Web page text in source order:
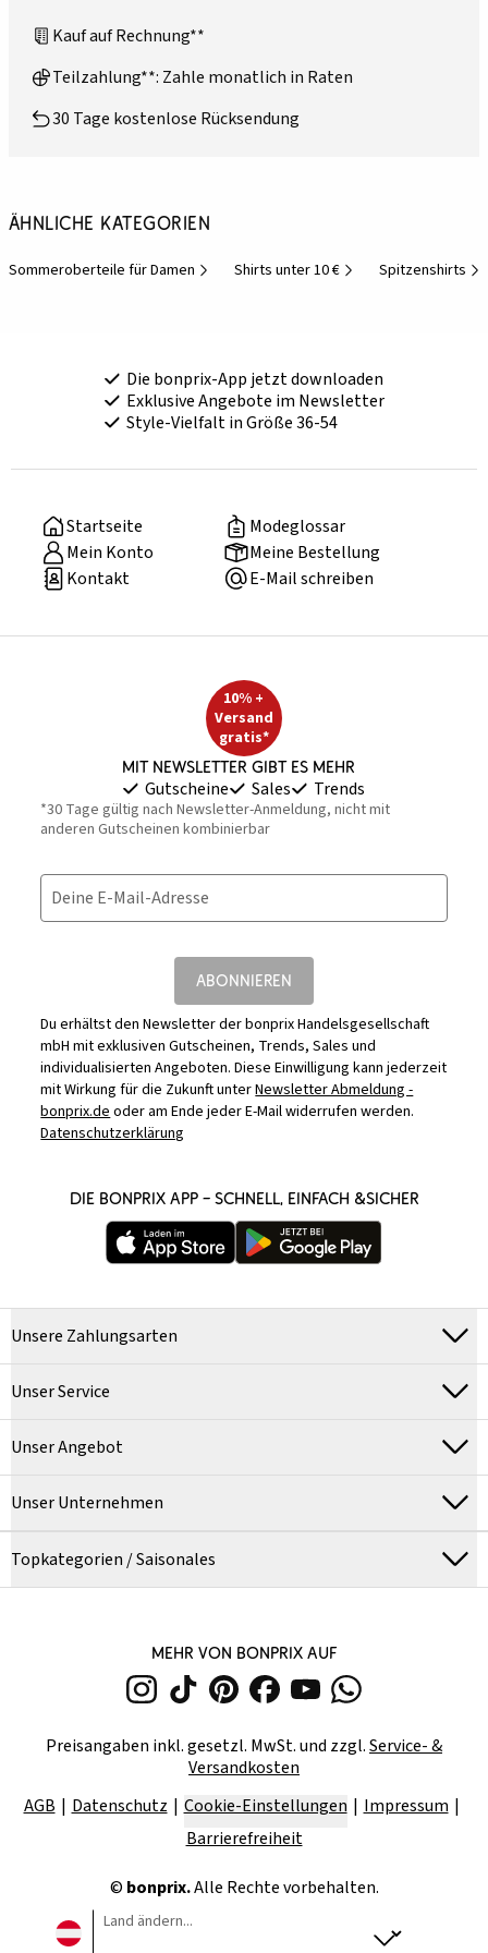
Kauf auf Rechnung**
Teilzahlung**: Zahle monatlich in Raten
30 Tage kostenlose Rücksendung
Ähnliche Kategorien
Sommeroberteile für Damen Shirts unter 10 € Spitzenshirts
Die bonprix-App jetzt downloaden
Exklusive Angebote im Newsletter
Style-Vielfalt in Größe 36-54
Startseite
Modeglossar
Mein Konto
Meine Bestellung
Kontakt
E-Mail schreiben
10% +
Versand
gratis*
Mit Newsletter gibt es mehr
Gutscheine Sales Trends
*30 Tage gültig nach Newsletter-Anmeldung, nicht mit
anderen Gutscheinen kombinierbar
Deine E-Mail-Adresse
ABONNIEREN
Du erhältst den Newsletter der bonprix Handelsgesellschaft
mbH mit exklusiven Gutscheinen, Trends, Sales und
individualisierten Angeboten. Diese Einwilligung kann jederzeit
mit Wirkung für die Zukunft unterNewsletter Abmeldung -
bonprix.deoder am Ende jeder E-Mail widerrufen werden.
Datenschutzerklärung
DIE BONPRIX APP – SCHNELL, EINFACH &SICHER
Unsere Zahlungsarten
Unser Service
Unser Angebot
Unser Unternehmen
Topkategorien / Saisonales
MEHR VON BONPRIX AUF
Preisangaben inkl. gesetzl. MwSt. und zzgl.Service- &
Versandkosten
AGB
Datenschutz Cookie-Einstellungen
Impressum
Barrierefreiheit
© bonprix.Alle Rechte vorbehalten.
Land ändern...